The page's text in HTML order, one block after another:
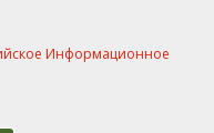
Информационное